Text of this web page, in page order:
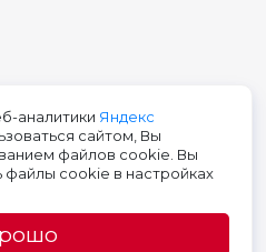
9, 3 этаж
аналитики Яндекс
сайтом, Вы
файлов cookie. Вы
cookie в настройках